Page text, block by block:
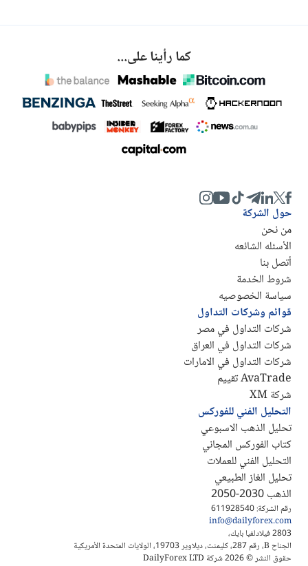
كما رأينا على...
رقم الشركة: 611928540
info@dailyforex.com
2803 فيلادلفيا بايك،
الجناح B، رقم 287، كليمنت، ديلاوير 19703، الولايات المتحدة الأمريكية
حقوق النشر © 2026 شركة DailyForex LTD
حول الشركة
من نحن
الأسئله الشائعه
أتصل بنا
شروط الخدمة
سياسة الخصوصيه
قوائم وشركات التداول
شركات التداول في مصر
شركات التداول في العراق
شركات التداول في الامارات
AvaTrade تقييم
شركة XM
التحليل الفني للفوركس
تحليل الذهب الاسبوعي
كتاب الفوركس المجاني
التحليل الفني للعملات
تحليل الغاز الطبيعي
الذهب 2030-2050